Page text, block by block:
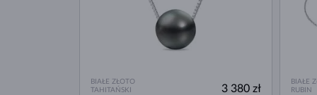
BIAŁE ZŁOTO
TAHITAŃSKI
3 380 zł
BIAŁE
RUBIN